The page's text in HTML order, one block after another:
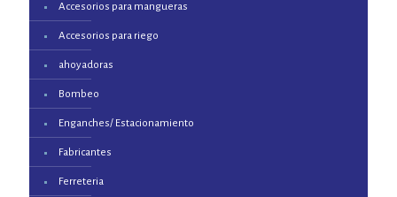
Accesorios para mangueras
Accesorios para riego
ahoyadoras
Bombeo
Enganches/ Estacionamiento
Fabricantes
Ferreteria